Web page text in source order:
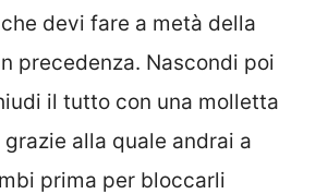
devi fare a metà della
precedenza. Nascondi poi
il tutto con una molletta
alla quale andrai a
prima per bloccarli